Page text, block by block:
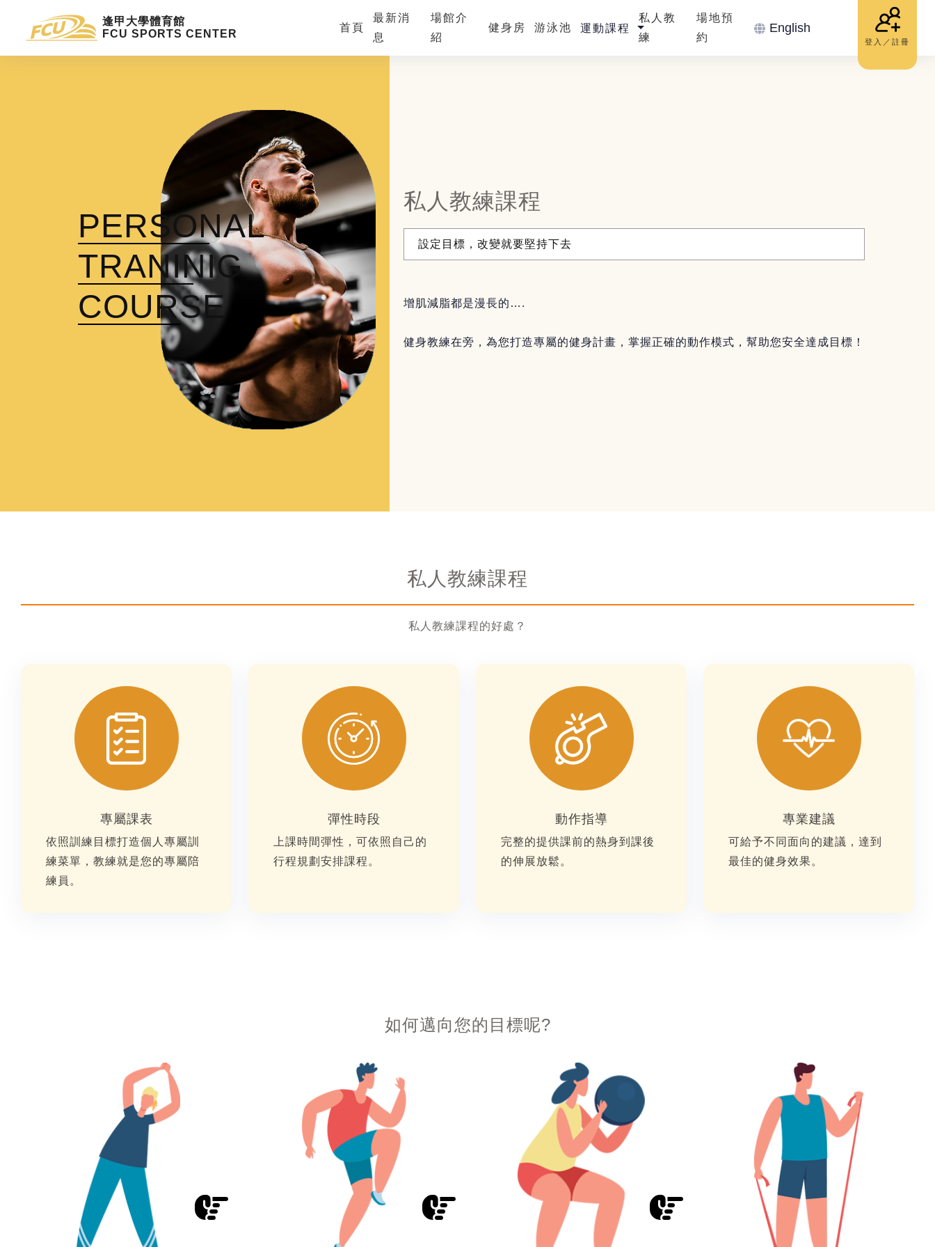
逢甲大學體育館
FCU SPORTS CENTER
首頁
最新消
息
場館介
紹
健身房 游泳池 運動課程
私人教
練
場地預
約
English
登入／註冊
PERSONAL
TRANINIG
COURSE
私人教練課程
設定目標，改變就要堅持下去
增肌減脂都是漫長的….
健身教練在旁，為您打造專屬的健身計畫，掌握正確的動作模式，幫助您安全達成目標！
私人教練課程
私人教練課程的好處？
專屬課表
依照訓練目標打造個人專屬訓
練菜單，教練就是您的專屬陪
練員。
彈性時段
上課時間彈性，可依照自己的
行程規劃安排課程。
動作指導
完整的提供課前的熱身到課後
的伸展放鬆。
專業建議
可給予不同面向的建議，達到
最佳的健身效果。
如何邁向您的目標呢?